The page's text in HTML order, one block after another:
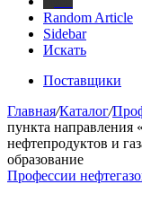
Random Article
Sidebar
Искать
Поставщики
Главная/Каталог/
пункта направления
нефтепродуктов и
образование
Профессии